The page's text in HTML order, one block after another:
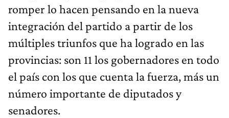
romper lo hacen pensando en la nueva
integración del partido a partir de los
múltiples triunfos que ha logrado en las
provincias: son 11 los gobernadores en todo
el país con los que cuenta la fuerza, más un
número importante de diputados y
senadores.